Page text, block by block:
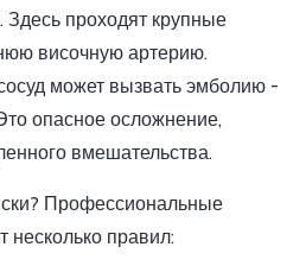
Здесь проходят крупные
височную артерию.
может вызвать эмболию -
опасное осложнение,
вмешательства.
Профессиональные
несколько правил: